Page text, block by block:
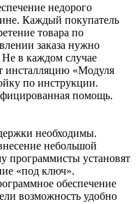
недорого
Каждый покупатель
товара по
заказа нужно
в каждом случае
инсталляцию «Модуля
по инструкции.
помощь.
необходимы.
небольшой
программисты установят
«под ключ».
обеспечение
возможность удобно